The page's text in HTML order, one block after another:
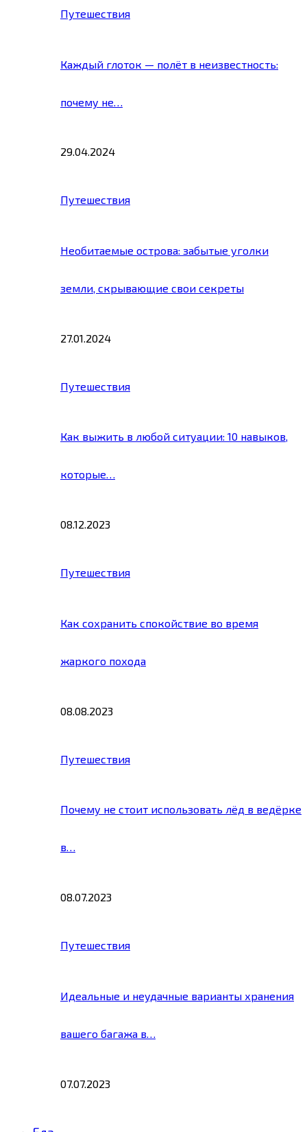
Путешествия
Каждый глоток — полёт в неизвестность:
почему не…
29.04.2024
Путешествия
Необитаемые острова: забытые уголки
земли, скрывающие свои секреты
27.01.2024
Путешествия
Как выжить в любой ситуации: 10 навыков,
которые…
08.12.2023
Путешествия
Как сохранить спокойствие во время
жаркого похода
08.08.2023
Путешествия
Почему не стоит использовать лёд в ведёрке
в…
08.07.2023
Путешествия
Идеальные и неудачные варианты хранения
вашего багажа в…
07.07.2023